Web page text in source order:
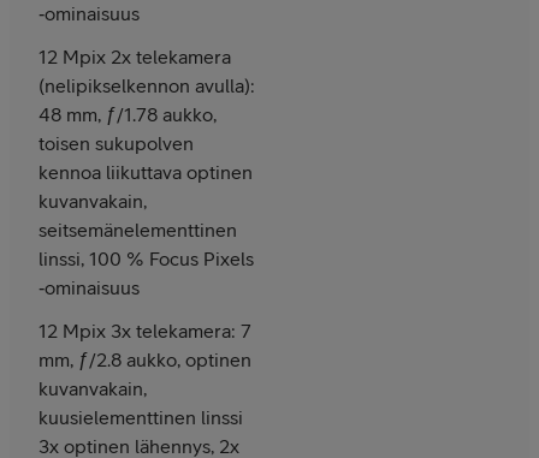
‑ominaisuus
12 Mpix 2x telekamera
(nelipikselkennon avulla):
48 mm, ƒ/1.78 aukko,
toisen sukupolven
kennoa liikuttava optinen
kuvanvakain,
seitsemänelementtinen
linssi, 100 % Focus Pixels
‑ominaisuus
12 Mpix 3x telekamera: 7
mm, ƒ/2.8 aukko, optinen
kuvanvakain,
kuusielementtinen linssi
3x optinen lähennys, 2x